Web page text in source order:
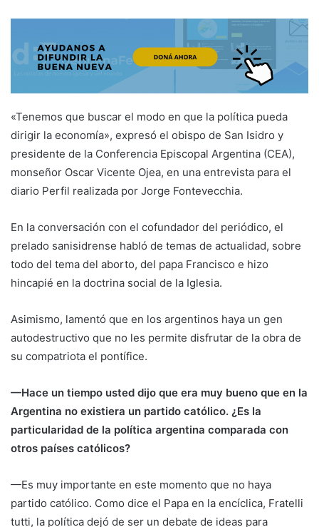
«Tenemos que buscar el modo en que la política pueda
dirigir la economía», expresó el obispo de San Isidro y
presidente de la Conferencia Episcopal Argentina (CEA),
monseñor Oscar Vicente Ojea, en una entrevista para el
diario Perfil realizada por Jorge Fontevecchia.
En la conversación con el cofundador del periódico, el
prelado sanisidrense habló de temas de actualidad, sobre
todo del tema del aborto, del papa Francisco e hizo
hincapié en la doctrina social de la Iglesia.
Asimismo, lamentó que en los argentinos haya un gen
autodestructivo que no les permite disfrutar de la obra de
su compatriota el pontífice.
—Hace un tiempo usted dijo que era muy bueno que en la
Argentina no existiera un partido católico. ¿Es la
particularidad de la política argentina comparada con
otros países católicos?
—Es muy importante en este momento que no haya
partido católico. Como dice el Papa en la encíclica, Fratelli
tutti, la política dejó de ser un debate de ideas para